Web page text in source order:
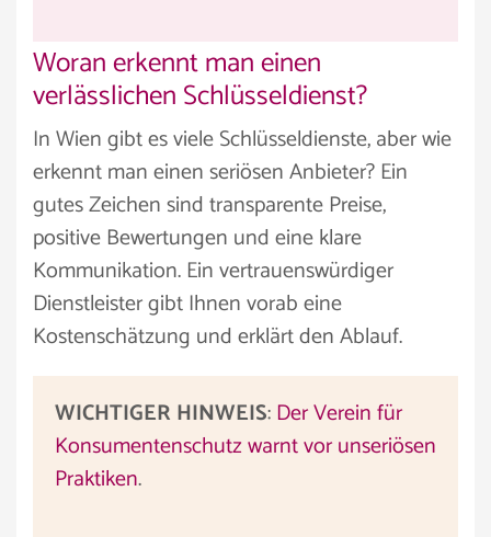
Woran erkennt man einen
verlässlichen Schlüsseldienst?
In Wien gibt es viele Schlüsseldienste, aber wie
erkennt man einen seriösen Anbieter? Ein
gutes Zeichen sind transparente Preise,
positive Bewertungen und eine klare
Kommunikation. Ein vertrauenswürdiger
Dienstleister gibt Ihnen vorab eine
Kostenschätzung und erklärt den Ablauf.
WICHTIGER HINWEIS:Der Verein für
Konsumentenschutz warnt vor unseriösen
Praktiken.